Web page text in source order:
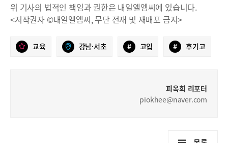
위 기사의 법적인 책임과 권한은 내일엘엠씨에 있습니다.
<저작권자 ©내일엘엠씨, 무단 전재 및 재배포 금지>
교육 강남·서초 # 고입 # 후기고
피옥희 리포터
piokhee@naver.com